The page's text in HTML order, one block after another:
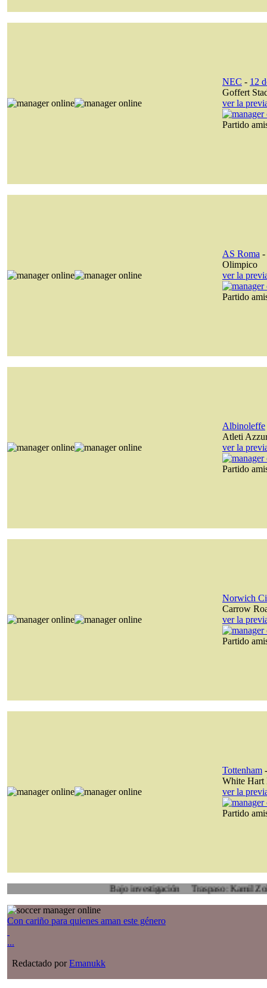
NEC - 12
Goffert
ver la
Partido
AS Roma -
Olimpico
ver la
Partido
Albinoleffe
Atleti
ver la
Partido
Norwich
Carrow
ver la
Partido
Tottenham
White Hart
ver la
Partido
Bajo investigación Traspaso: Kamil Zoidl,
Con cariño para quienes aman este género
...
Redactado porEmanukk